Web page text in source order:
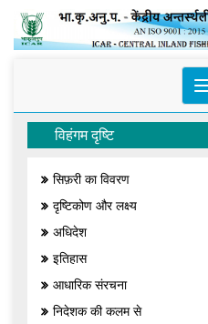
विहंगम दृष्टि
सिफ़री का विवरण
दृष्टिकोण और लक्ष्य
अधिदेश
इतिहास
आधारिक संरचना
निदेशक की कलम से